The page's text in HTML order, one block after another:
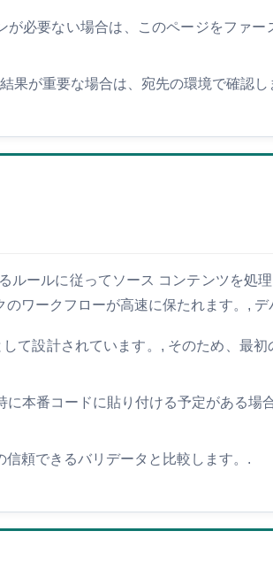
必要ない場合は、このページをファ
果が重要な場合は、宛先の環境で確認し
ルールに従ってソース コンテンツを処
ワークフローが高速に保たれます。,
て設計されています。, そのため、最
本番コードに貼り付ける予定がある場
頼できるバリデータと比較します。.